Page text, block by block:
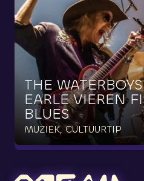
THE WATERBOYS
EARLE VIEREN
BLUES
MUZIEK, CULTUURTIP